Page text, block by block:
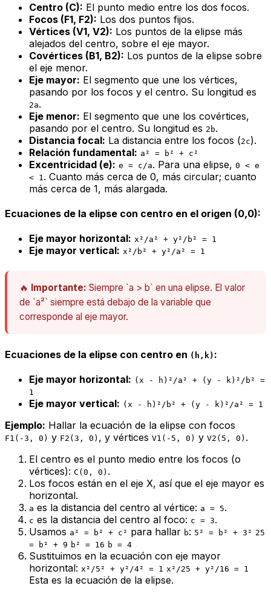
Centro (C): El punto medio entre los dos focos.
Focos (F1, F2): Los dos puntos fijos.
Vértices (V1, V2): Los puntos de la elipse más
alejados del centro, sobre el eje mayor.
Covértices (B1, B2): Los puntos de la elipse sobre
el eje menor.
Eje mayor: El segmento que une los vértices,
pasando por los focos y el centro. Su longitud es
2a.
Eje menor: El segmento que une los covértices,
pasando por el centro. Su longitud es 2b.
Distancia focal: La distancia entre los focos (2c).
Relación fundamental: a² = b² + c²
Excentricidad (e): e = c/a. Para una elipse, 0 < e
< 1 . Cuanto más cerca de 0, más circular; cuanto
más cerca de 1, más alargada.
Ecuaciones de la elipse con centro en el origen (0,0):
Eje mayor horizontal: x²/a² + y²/b² = 1
Eje mayor vertical: x²/b² + y²/a² = 1
🔥 Importante: Siempre `a > b` en una elipse. El valor
de `a²` siempre está debajo de la variable que
corresponde al eje mayor.
Ecuaciones de la elipse con centro en (h,k) :
Eje mayor horizontal: (x - h)²/a² + (y - k)²/b² =
1
Eje mayor vertical: (x - h)²/b² + (y - k)²/a² = 1
Ejemplo: Hallar la ecuación de la elipse con focos
F1(-3, 0) y F2(3, 0) , y vértices V1(-5, 0) y V2(5, 0) .
El centro es el punto medio entre los focos (o
vértices): C(0, 0) .
Los focos están en el eje X, así que el eje mayor es
horizontal.
a es la distancia del centro al vértice: a = 5.
c es la distancia del centro al foco: c = 3.
Usamos a² = b² + c² para hallar b: 5² = b² + 3² 25
= b² + 9 b² = 16 b = 4
Sustituimos en la ecuación con eje mayor
horizontal: x²/5² + y²/4² = 1 x²/25 + y²/16 = 1
Esta es la ecuación de la elipse.